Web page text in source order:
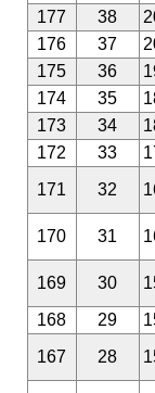
177
38
176
37
175
36
174
35
173
34
172
33
171
32
170 31
169 30
168
29
167
28